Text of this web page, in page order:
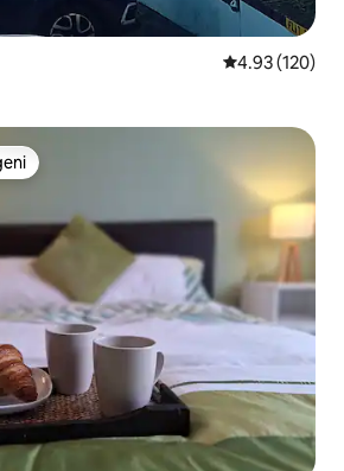
Ukadiriaji wa
4.93 (120)